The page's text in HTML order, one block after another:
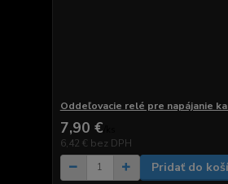
Oddeľovacie relé pre napájanie
7,90 €
6,42 € bez DPH
Pridať do